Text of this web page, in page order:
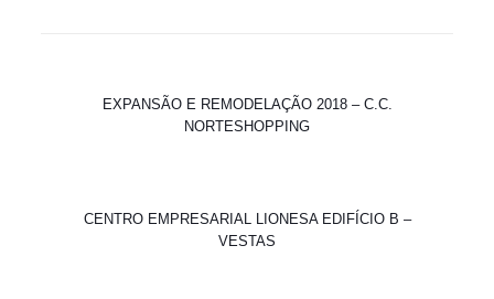
EXPANSÃO E REMODELAÇÃO 2018 – C.C.
NORTESHOPPING
CENTRO EMPRESARIAL LIONESA EDIFÍCIO B –
VESTAS